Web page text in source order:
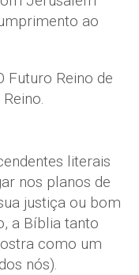
ao
Futuro Reino de
literais
nos planos de
justiça ou bom
a Bíblia tanto
como um
nós).